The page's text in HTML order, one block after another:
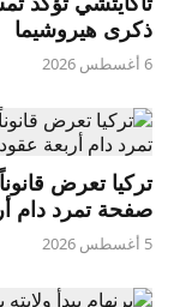
ذكرى هيروشيما
6 أغسطس 2026
تركيا تعرض
صفحة تمرد دام
5 أغسطس 2026